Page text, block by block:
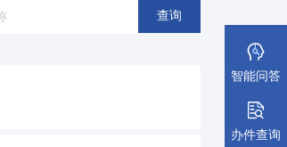
查询
智能问答
办件查询